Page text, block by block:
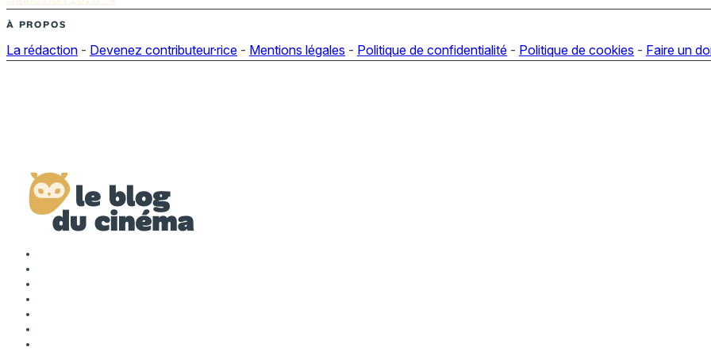
À PROPOS
La rédaction - Devenez contributeur·rice - Mentions légales - Politique de confidentialité - Politique de cookies - Faire un